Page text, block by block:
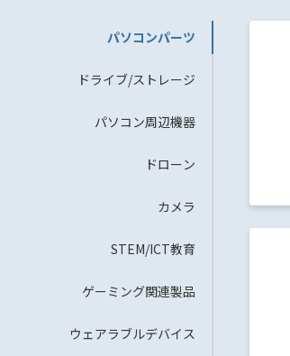
パソコンパーツ
ドライブ/ストレージ
パソコン周辺機器
ドローン
カメラ
STEM/ICT教育
ゲーミング関連製品
ウェアラブルデバイス